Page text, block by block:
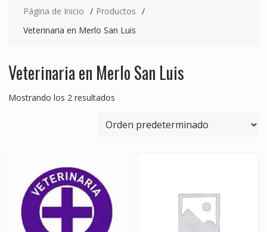
Página de Inicio
Productos
Veterinaria en Merlo San Luis
Veterinaria en Merlo San Luis
Mostrando los 2 resultados